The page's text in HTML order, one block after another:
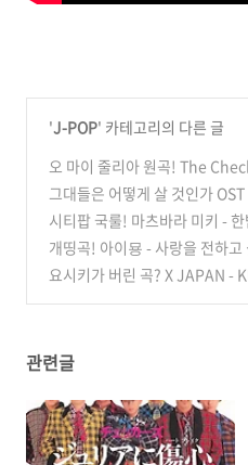
'J-POP' 카테고리의 다른 글
오 마이 줄리아 원곡! The
게 상심 한글 가사/해석/뜻/발
그대들은 어떻게 살 것인가
지구본 한글 가사/해석/뜻/의미
시티팝 국룰! 마츠바라 미키 -
y With Me 한글 가사/해석/뜻/
개띵곡! 아이묭 - 사랑을 전하
伝えたいだとか) 한글 가사/
요시키가 버린 곡? X JAPAN -
관련글